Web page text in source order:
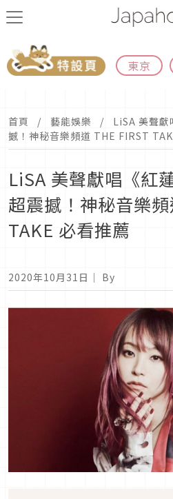
東京
首頁 藝能娛樂
LiSA 美聲獻
撼！神秘音樂頻道 THE FIRST
LiSA 美聲獻唱《紅
超震撼！神秘音樂
TAKE 必看推薦
2020年10月31日 ｜ By